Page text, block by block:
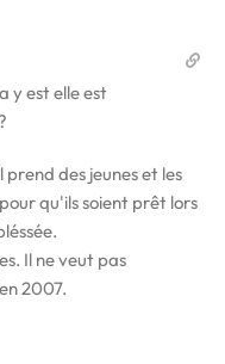
y est elle est
des jeunes et les
qu'ils soient prêt lors
Il ne veut pas
2007.